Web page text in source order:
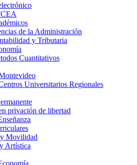
de la Administración
y Tributaria
Cuantitativos
Universitarios Regionales
privación de libertad
Movilidad
Artística